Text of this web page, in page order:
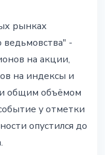
-
давят на
рынках
ведьмовства" -
на акции,
на индексы и
общим объёмом
у отметки
опустился до